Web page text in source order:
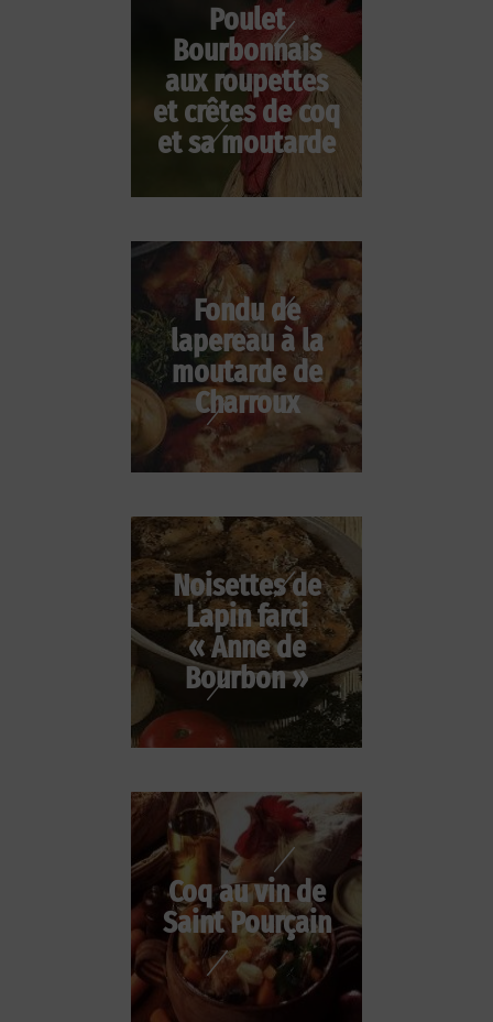
Poulet
Bourbonnais
aux roupettes
et crêtes de coq
et sa moutarde
Fondu de
lapereau à la
moutarde de
Charroux
Noisettes de
Lapin farci
« Anne de
Bourbon »
Coq au vin de
Saint Pourçain